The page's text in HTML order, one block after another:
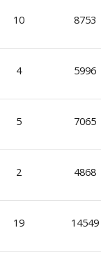
10 8753
4 5996
5 7065
2 4868
19 14549